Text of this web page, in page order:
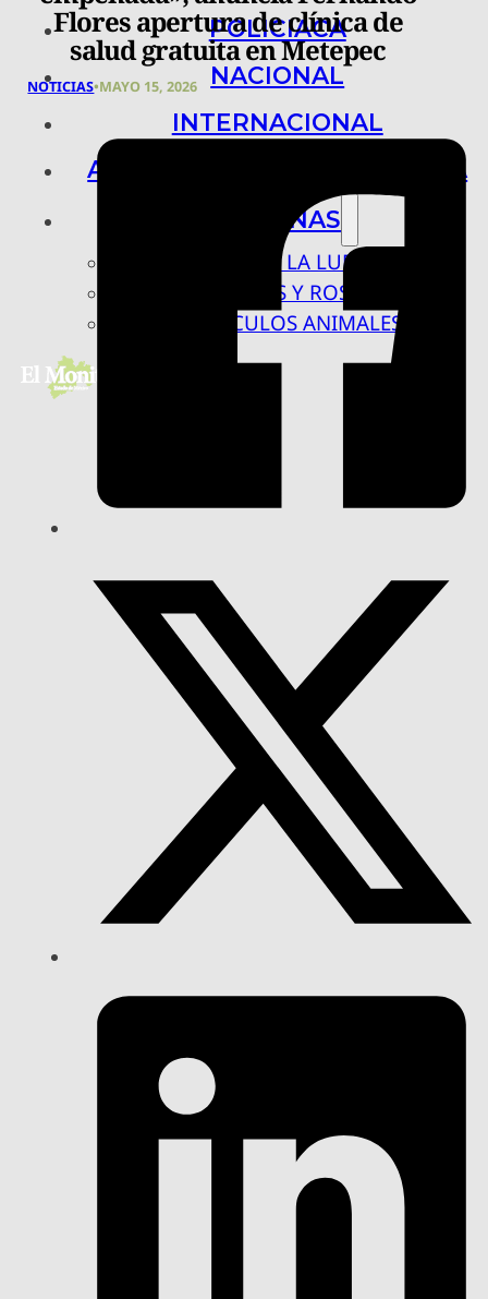
POLICIACA
NACIONAL
INTERNACIONAL
ARTE, CIENCIA Y TECNOLOGÍA
COLUMNAS
BAJO LA LUPA
RASTROS Y ROSTROS
VÍNCULOS ANIMALES
Flores apertura de clínica de
salud gratuita en Metepec
NOTICIAS•MAYO 15, 2026